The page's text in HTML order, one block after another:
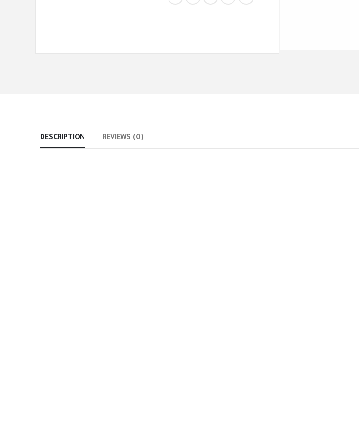
DESCRIPTION REVIEWS (0)